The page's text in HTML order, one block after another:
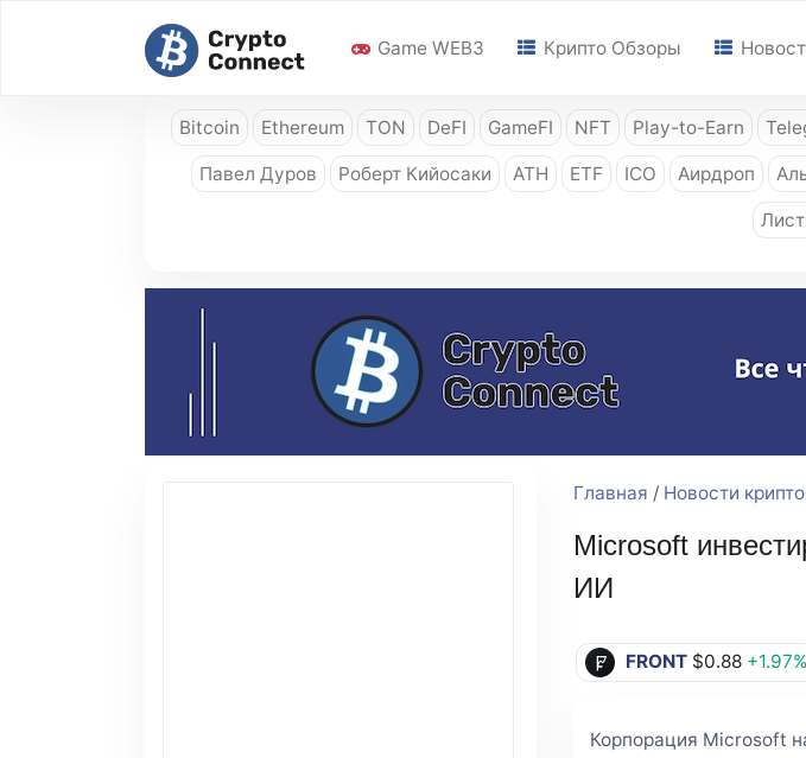
Game WEB3 Крипто Обзоры
Bitcoin Ethereum TON DeFI GameFI NFT Play-to-Earn
Павел Дуров Роберт Кийосаки ATH ETF ICO Аирдроп
Главная / Новости
Microsoft
ИИ
FRONT $0.88 +1.97%
Корпорация Microsoft